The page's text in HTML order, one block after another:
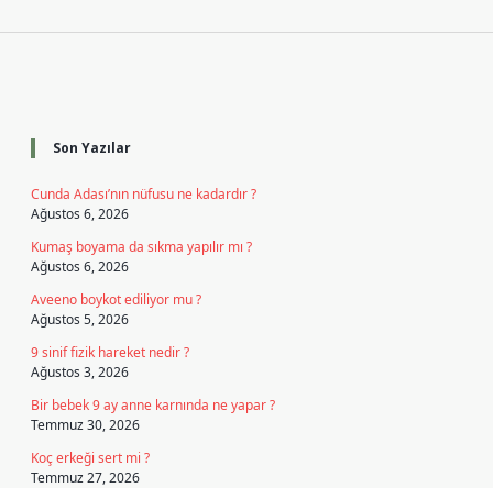
Son Yazılar
Cunda Adası’nın nüfusu ne kadardır ?
Ağustos 6, 2026
Kumaş boyama da sıkma yapılır mı ?
Ağustos 6, 2026
Aveeno boykot ediliyor mu ?
Ağustos 5, 2026
9 sinif fizik hareket nedir ?
Ağustos 3, 2026
Bir bebek 9 ay anne karnında ne yapar ?
Temmuz 30, 2026
Koç erkeği sert mi ?
Temmuz 27, 2026